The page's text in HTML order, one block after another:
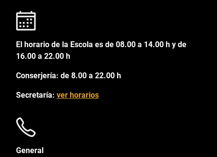
El horario de la Escola es de 08.00 a 14.00 h y de
16.00 a 22.00 h
Conserjería: de 8.00 a 22.00 h
Secretaría: ver horarios
General